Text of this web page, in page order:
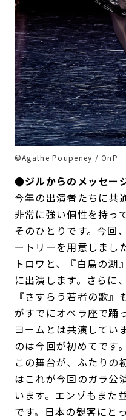
©Agathe Poupeney / OnP
●ジルからのメッセー
今年の出演者たちに共
非常に強い個性を持っ
そのひとりです。今回
ートリーを用意しまし
トロワと、『白鳥の湖
に出演します。さらに
『さすらう若者の歌
がすでにオペラ座で踊
ヨームとは共演してい
のは今回が初めてです
この舞台が、ふたりの
はこれが今回のガラ公
います。エンゾもまた
です。日本の観客にと